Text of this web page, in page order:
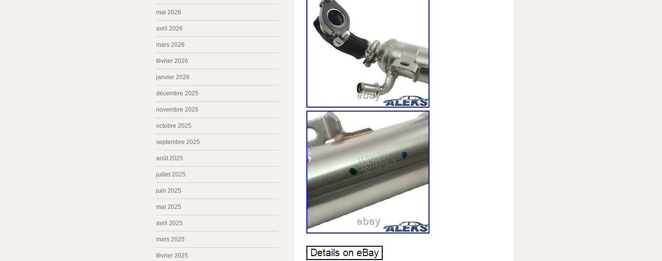
mai 2026
avril 2026
mars 2026
février 2026
janvier 2026
décembre 2025
novembre 2025
octobre 2025
septembre 2025
août 2025
juillet 2025
juin 2025
mai 2025
avril 2025
mars 2025
février 2025